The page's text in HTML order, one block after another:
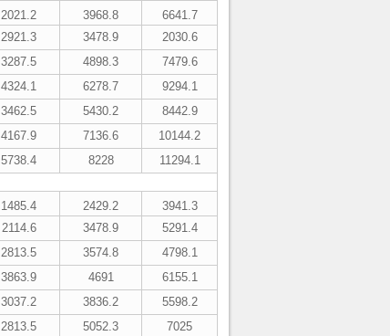
2021.2 3968.8
6641.7
2921.3 3478.9
2030.6
3287.5 4898.3
7479.6
4324.1 6278.7
9294.1
3462.5 5430.2
8442.9
4167.9 7136.6
10144.2
5738.4 8228 11294.1
1485.4 2429.2
3941.3
2114.6 3478.9
5291.4
2813.5 3574.8
4798.1
3863.9 4691
6155.1
3037.2 3836.2
5598.2
2813.5 5052.3
7025